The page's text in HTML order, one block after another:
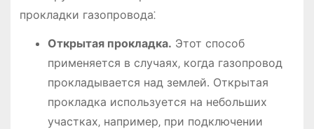
прокладки газопровода⁚
Открытая прокладка․ Этот способ
применяется в случаях‚ когда газопровод
прокладывается над землей․ Открытая
прокладка используется на небольших
участках‚ например‚ при подключении